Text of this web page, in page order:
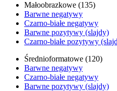
Małoobrazkowe (135)
Barwne negatywy
Czarno-białe negatywy
Barwne pozytywy (slajdy)
Czarno-białe pozytywy
Średnioformatowe (120)
Barwne negatywy
Czarno-białe negatywy
Barwne pozytywy (slajdy)